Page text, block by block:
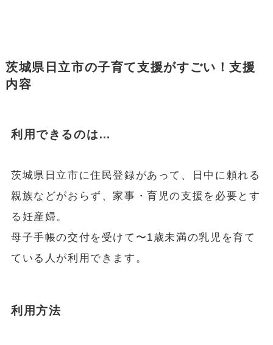
茨城県日立市の子育て支援がすごい！支援
内容
利用できるのは…
茨城県日立市に住民登録があって、日中に頼れる
親族などがおらず、家事・育児の支援を必要とす
る妊産婦。
母子手帳の交付を受けて〜1歳未満の乳児を育て
ている人が利用できます。
利用方法